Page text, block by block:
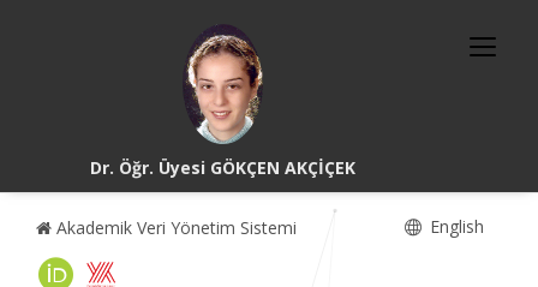
Dr. Öğr. Üyesi GÖKÇEN AKÇİÇEK
Akademik Veri Yönetim Sistemi English